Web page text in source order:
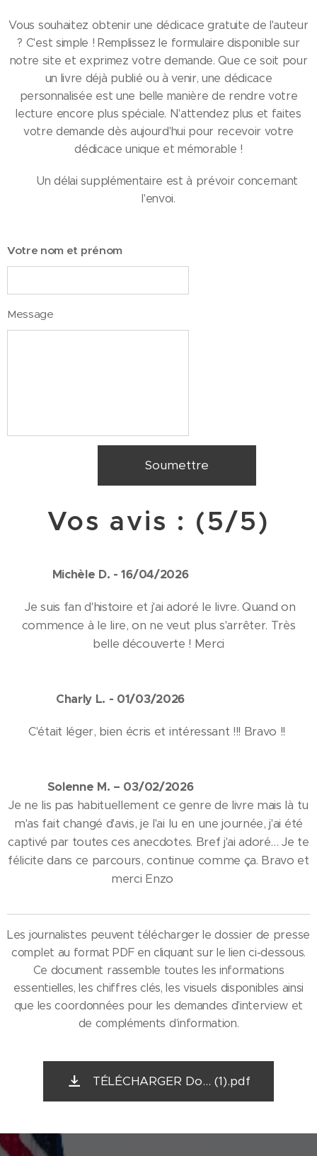
Vous souhaitez obtenir une dédicace gratuite de l'auteur
? C'est simple ! Remplissez le formulaire disponible sur
notre site et exprimez votre demande. Que ce soit pour
un livre déjà publié ou à venir, une dédicace
personnalisée est une belle manière de rendre votre
lecture encore plus spéciale. N'attendez plus et faites
votre demande dès aujourd'hui pour recevoir votre
dédicace unique et mémorable !
⚠️ Un délai supplémentaire est à prévoir concernant
l'envoi.
Votre nom et prénom
Message
Soumettre
Vos avis : (5/5)
Michèle D. - 16/04/2026 ⭐⭐⭐⭐⭐
Je suis fan d'histoire et j'ai adoré le livre. Quand on
commence à le lire, on ne veut plus s'arrêter. Très
belle découverte ! Merci
Charly L. - 01/03/2026 ⭐⭐⭐⭐⭐
C'était léger, bien écris et intéressant !!! Bravo !!
Solenne M. – 03/02/2026 ⭐⭐⭐⭐⭐
Je ne lis pas habituellement ce genre de livre mais là tu
m'as fait changé d'avis, je l'ai lu en une journée, j'ai été
captivé par toutes ces anecdotes. Bref j'ai adoré… Je te
félicite dans ce parcours, continue comme ça. Bravo et
merci Enzo 🤩😉
Les journalistes peuvent télécharger le dossier de presse
complet au format PDF en cliquant sur le lien ci-dessous.
Ce document rassemble toutes les informations
essentielles, les chiffres clés, les visuels disponibles ainsi
que les coordonnées pour les demandes d’interview et
de compléments d’information.
TÉLÉCHARGER Do... (1).pdf